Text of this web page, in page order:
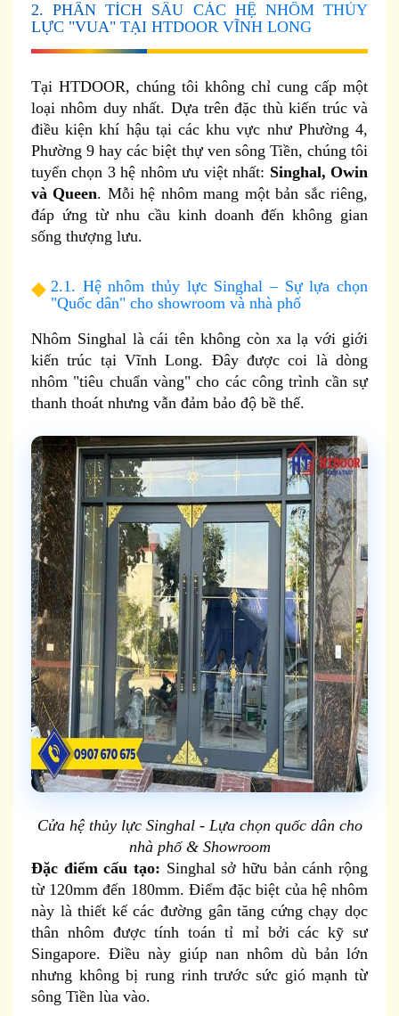
2. PHÂN TÍCH SÂU CÁC HỆ NHÔM THỦY
LỰC "VUA" TẠI HTDOOR VĨNH LONG
Tại HTDOOR, chúng tôi không chỉ cung cấp một
loại nhôm duy nhất. Dựa trên đặc thù kiến trúc và
điều kiện khí hậu tại các khu vực như Phường 4,
Phường 9 hay các biệt thự ven sông Tiền, chúng tôi
tuyển chọn 3 hệ nhôm ưu việt nhất: Singhal, Owin
và Queen. Mỗi hệ nhôm mang một bản sắc riêng,
đáp ứng từ nhu cầu kinh doanh đến không gian
sống thượng lưu.
2.1. Hệ nhôm thủy lực Singhal – Sự lựa chọn
"Quốc dân" cho showroom và nhà phố
Nhôm Singhal là cái tên không còn xa lạ với giới
kiến trúc tại Vĩnh Long. Đây được coi là dòng
nhôm "tiêu chuẩn vàng" cho các công trình cần sự
thanh thoát nhưng vẫn đảm bảo độ bề thế.
Cửa hệ thủy lực Singhal - Lựa chọn quốc dân cho
nhà phố & Showroom
Đặc điểm cấu tạo: Singhal sở hữu bản cánh rộng
từ 120mm đến 180mm. Điểm đặc biệt của hệ nhôm
này là thiết kế các đường gân tăng cứng chạy dọc
thân nhôm được tính toán tỉ mỉ bởi các kỹ sư
Singapore. Điều này giúp nan nhôm dù bản lớn
nhưng không bị rung rinh trước sức gió mạnh từ
sông Tiền lùa vào.